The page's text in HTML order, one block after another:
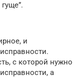
и
с которой нужно
а